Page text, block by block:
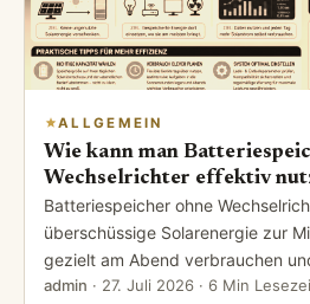
ALLGEMEIN
Wie kann man
Wechselrichter effektiv
Batteriespeicher ohne
überschüssige Solarenergie zur
gezielt am Abend verbrauchen
admin · 27. Juli 2026 · 6 Min